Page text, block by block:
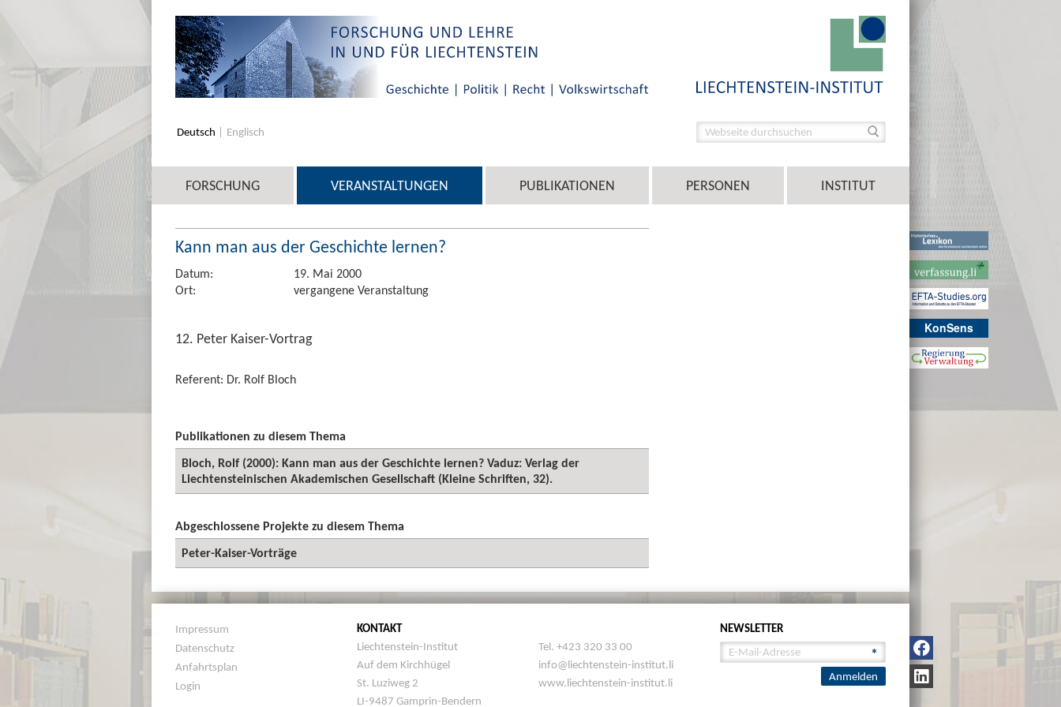
KonSens
Deutsch Englisch
FORSCHUNG VERANSTALTUNGEN PUBLIKATIONEN PERSONEN INSTITUT
Kann man aus der Geschichte lernen?
Datum:
19. Mai 2000
Ort:
vergangene Veranstaltung
12. Peter Kaiser-Vortrag
Referent: Dr. Rolf Bloch
Publikationen zu diesem Thema
Bloch, Rolf (2000): Kann man aus der Geschichte lernen? Vaduz: Verlag der
Liechtensteinischen Akademischen Gesellschaft (Kleine Schriften, 32).
Abgeschlossene Projekte zu diesem Thema
Peter-Kaiser-Vorträge
Impressum
Datenschutz
Anfahrtsplan
Login
KONTAKT
Liechtenstein-Institut
Auf dem Kirchhügel
St. Luziweg 2
LI-9487 Gamprin-Bendern
Tel. +423 320 33 00
info@liechtenstein-institut.li
www.liechtenstein-institut.li
NEWSLETTER